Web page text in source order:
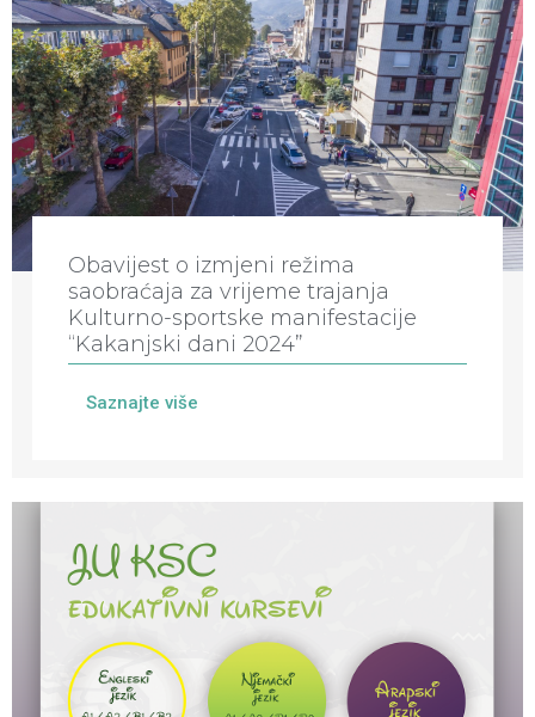
Obavijest o izmjeni režima
saobraćaja za vrijeme trajanja
Kulturno-sportske manifestacije
“Kakanjski dani 2024”
Saznajte više